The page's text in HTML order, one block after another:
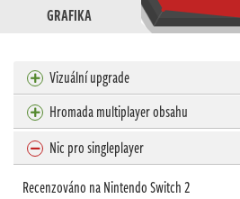
GRAFIKA
Vizuální upgrade
Hromada multiplayer obsahu
Nic pro singleplayer
Recenzováno na Nintendo Switch 2